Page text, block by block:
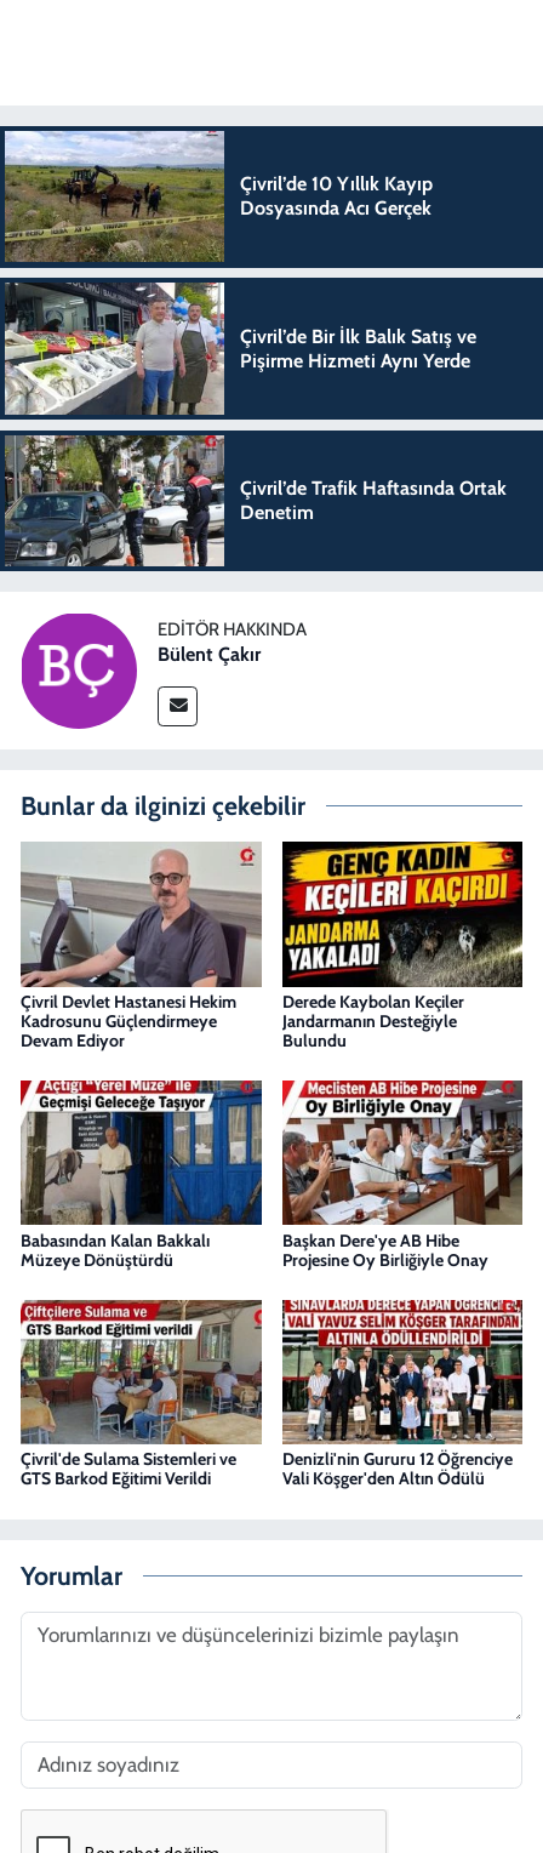
Çivril’de 10 Yıllık Kayıp
Dosyasında Acı Gerçek
Çivril’de Bir İlk Balık Satış ve
Pişirme Hizmeti Aynı Yerde
Çivril’de Trafik Haftasında Ortak
Denetim
EDITÖR HAKKINDA
Bülent Çakır
Bunlar da ilginizi çekebilir
Çivril Devlet Hastanesi Hekim
Kadrosunu Güçlendirmeye
Devam Ediyor
Derede Kaybolan Keçiler
Jandarmanın Desteğiyle
Bulundu
Babasından Kalan Bakkalı
Müzeye Dönüştürdü
Başkan Dere'ye AB Hibe
Projesine Oy Birliğiyle Onay
Çivril'de Sulama Sistemleri ve
GTS Barkod Eğitimi Verildi
Denizli'nin Gururu 12 Öğrenciye
Vali Köşger'den Altın Ödülü
Yorumlar